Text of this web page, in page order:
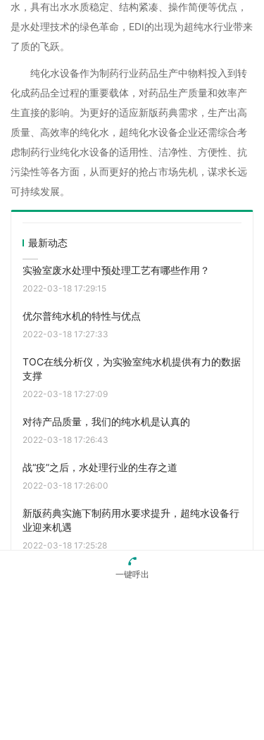
水，具有出水水质稳定、结构紧凑、操作简便等优点，
是水处理技术的绿色革命，EDI的出现为超纯水行业带来
了质的飞跃。
纯化水设备作为制药行业药品生产中物料投入到转
化成药品全过程的重要载体，对药品生产质量和效率产
生直接的影响。为更好的适应新版药典需求，生产出高
质量、高效率的纯化水，超纯化水设备企业还需综合考
虑制药行业纯化水设备的适用性、洁净性、方便性、抗
污染性等各方面，从而更好的抢占市场先机，谋求长远
可持续发展。
最新动态
实验室废水处理中预处理工艺有哪些作用？
2022-03-18 17:29:15
优尔普纯水机的特性与优点
2022-03-18 17:27:33
TOC在线分析仪，为实验室纯水机提供有力的数据
支撑
2022-03-18 17:27:09
对待产品质量，我们的纯水机是认真的
2022-03-18 17:26:43
战“疫”之后，水处理行业的生存之道
2022-03-18 17:26:00
新版药典实施下制药用水要求提升，超纯水设备行
业迎来机遇
2022-03-18 17:25:28
点击阅读更多内容
一键呼出